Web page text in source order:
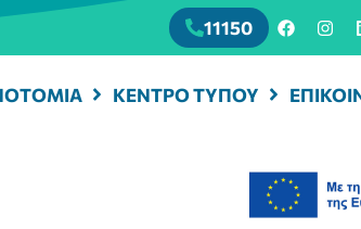
11150
ΚΕΝΤΡΟ ΤΥΠΟΥ